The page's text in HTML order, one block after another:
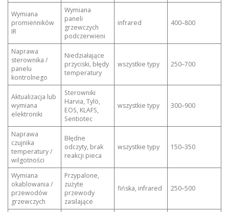
Wymiana
promienników
IR
Wymiana
paneli
grzewczych
podczerwieni
infrared 400–800
Naprawa
sterownika /
panelu
kontrolnego
Niedziałające
przyciski, błędy
temperatury
wszystkie typy 250–700
Aktualizacja lub
wymiana
elektroniki
Sterowniki
Harvia, Tylö,
EOS, KLAFS,
Sentiotec
wszystkie typy 300–900
Naprawa
czujnika
temperatury /
wilgotności
Błędne
odczyty, brak
reakcji pieca
wszystkie typy 150–350
Wymiana
okablowania /
przewodów
grzewczych
Przypalone,
zużyte
przewody
zasilające
fińska, infrared 250–500